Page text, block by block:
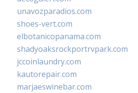
unavozparadios.com
shoes-vert.com
elbotanicopanama.com
shadyoaksrockportrvpark.com
jccoinlaundry.com
kautorepair.com
marjaeswinebar.com